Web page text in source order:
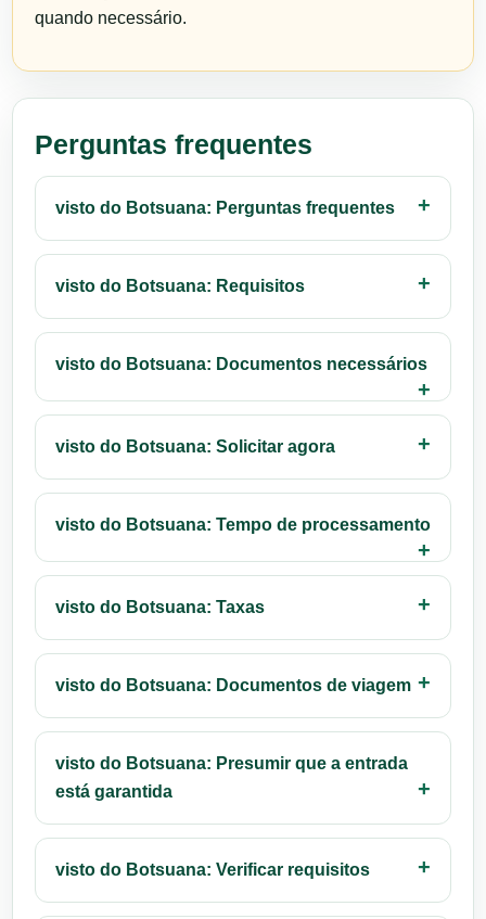
quando necessário.
Perguntas frequentes
visto do Botsuana: Perguntas frequentes
visto do Botsuana: Requisitos
visto do Botsuana: Documentos necessários
visto do Botsuana: Solicitar agora
visto do Botsuana: Tempo de processamento
visto do Botsuana: Taxas
visto do Botsuana: Documentos de viagem
visto do Botsuana: Presumir que a entrada
está garantida
visto do Botsuana: Verificar requisitos